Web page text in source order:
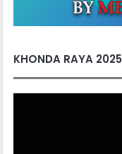
KHONDA RAYA 2025